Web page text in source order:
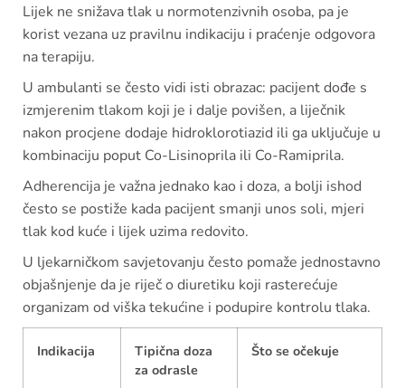
Lijek ne snižava tlak u normotenzivnih osoba, pa je
korist vezana uz pravilnu indikaciju i praćenje odgovora
na terapiju.
U ambulanti se često vidi isti obrazac: pacijent dođe s
izmjerenim tlakom koji je i dalje povišen, a liječnik
nakon procjene dodaje hidroklorotiazid ili ga uključuje u
kombinaciju poput Co-Lisinoprila ili Co-Ramiprila.
Adherencija je važna jednako kao i doza, a bolji ishod
često se postiže kada pacijent smanji unos soli, mjeri
tlak kod kuće i lijek uzima redovito.
U ljekarničkom savjetovanju često pomaže jednostavno
objašnjenje da je riječ o diuretiku koji rasterećuje
organizam od viška tekućine i podupire kontrolu tlaka.
Indikacija
Tipična doza
za odrasle
Što se očekuje